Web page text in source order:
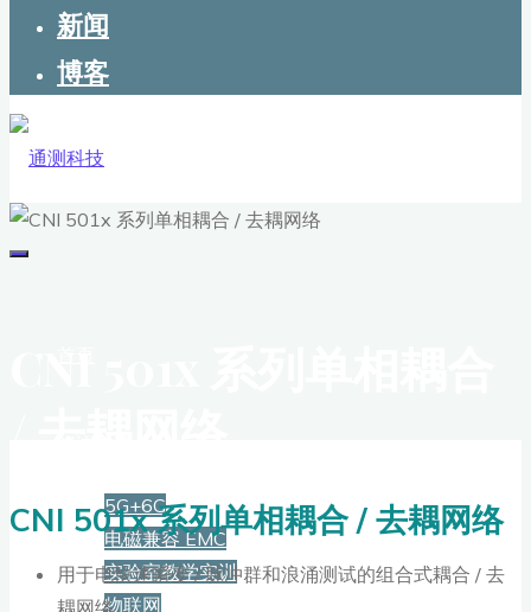
新闻
博客
5G+6G
电磁兼容 EMC
实验室教学实训
物联网
CNI 501x 系列单相耦合 / 去耦网络
用于电快速瞬变 / 脉冲群和浪涌测试的组合式耦合 / 去
耦网络